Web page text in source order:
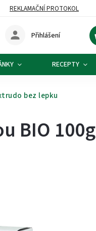
REKLAMAČNÍ PROTOKOL
Přihlášení
RECEPTY
bez lepku
BIO 100g